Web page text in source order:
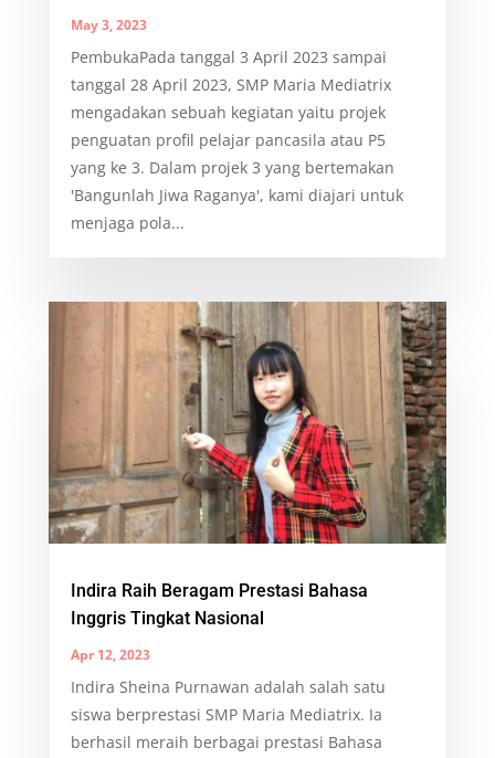
May 3, 2023
PembukaPada tanggal 3 April 2023 sampai
tanggal 28 April 2023, SMP Maria Mediatrix
mengadakan sebuah kegiatan yaitu projek
penguatan profil pelajar pancasila atau P5
yang ke 3. Dalam projek 3 yang bertemakan
'Bangunlah Jiwa Raganya', kami diajari untuk
menjaga pola...
Indira Raih Beragam Prestasi Bahasa
Inggris Tingkat Nasional
Apr 12, 2023
Indira Sheina Purnawan adalah salah satu
siswa berprestasi SMP Maria Mediatrix. Ia
berhasil meraih berbagai prestasi Bahasa